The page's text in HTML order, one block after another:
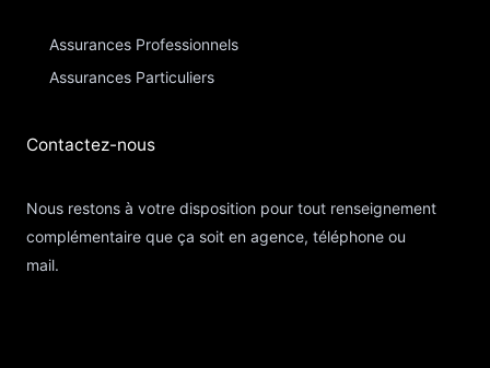
Assurances Professionnels
Assurances Particuliers​
Contactez-nous​
Nous restons à votre disposition pour tout renseignement
complémentaire que ça soit en agence, téléphone ou
mail.